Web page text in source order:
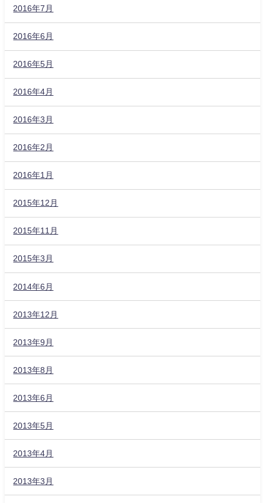
2016年7月
2016年6月
2016年5月
2016年4月
2016年3月
2016年2月
2016年1月
2015年12月
2015年11月
2015年3月
2014年6月
2013年12月
2013年9月
2013年8月
2013年6月
2013年5月
2013年4月
2013年3月